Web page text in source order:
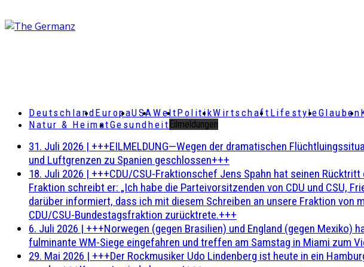
DeutschlandEuropaUSAWeltPolitikWirtschaft LifestyleGlauben
Natur & HeimatGesundheit Eilmeldungen
31. Juli 2026 | +++EILMELDUNG—Wegen der dramatischen
und Luftgrenzen zu Spanien geschlossen+++
18. Juli 2026 | +++CDU/CSU-Fraktionschef Jens Spahn hat seinen
Fraktion schreibt er: „Ich habe die Parteivorsitzenden von CDU und CSU,
darüber informiert, dass ich mit diesem Schreiben an unsere Fraktion von
CDU/CSU-Bundestagsfraktion zurücktrete.+++
6. Juli 2026 | +++Norwegen (gegen Brasilien) und England (gegen Mexiko)
fulminante WM-Siege eingefahren und treffen am Samstag in Miami zum
29. Mai 2026 | +++Der Rockmusiker Udo Lindenberg ist heute in ein